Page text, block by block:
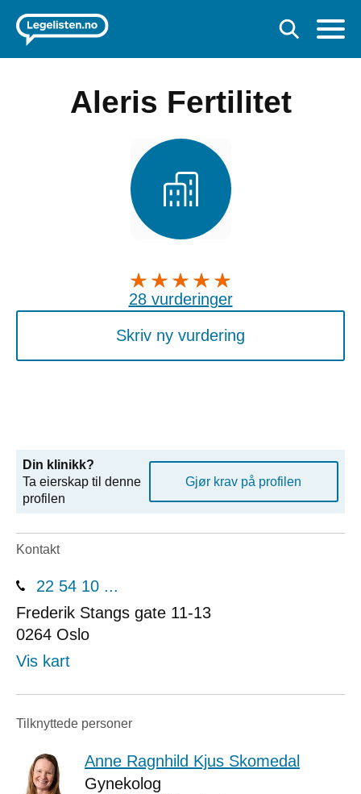
Aleris Fertilitet
28 vurderinger
Skriv ny vurdering
Din klinikk?
Ta eierskap til denne
profilen
Gjør krav på profilen
Kontakt
22 54 10 ...
Frederik Stangs gate 11-13
0264 Oslo
Vis kart
Tilknyttede personer
Anne Ragnhild Kjus Skomedal
Gynekolog